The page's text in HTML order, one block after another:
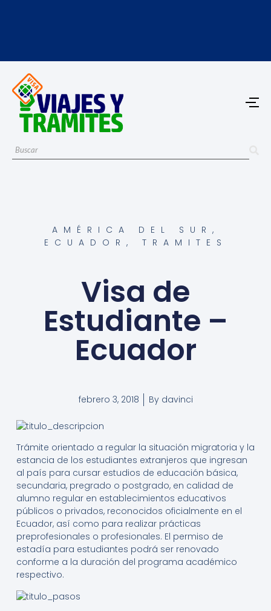
AMÉRICA DEL SUR ,
ECUADOR , TRAMITES
Visa de
Estudiante –
Ecuador
febrero 3, 2018 Bydavinci
Trámite orientado a regular la situación migratoria y la
estancia de los estudiantes extranjeros que ingresan
al país para cursar estudios de educación básica,
secundaria, pregrado o postgrado, en calidad de
alumno regular en establecimientos educativos
públicos o privados, reconocidos oficialmente en el
Ecuador, así como para realizar prácticas
preprofesionales o profesionales. El permiso de
estadía para estudiantes podrá ser renovado
conforme a la duración del programa académico
respectivo.